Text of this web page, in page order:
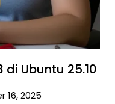
Ubuntu 25.10
16, 2025